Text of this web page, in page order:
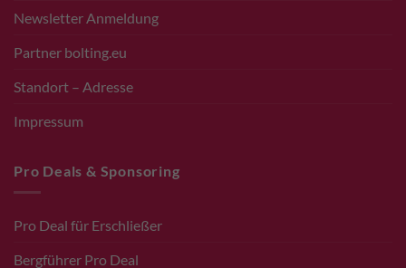
Newsletter Anmeldung
Partner bolting.eu
Standort – Adresse
Impressum
Pro Deals & Sponsoring
Pro Deal für Erschließer
Bergführer Pro Deal